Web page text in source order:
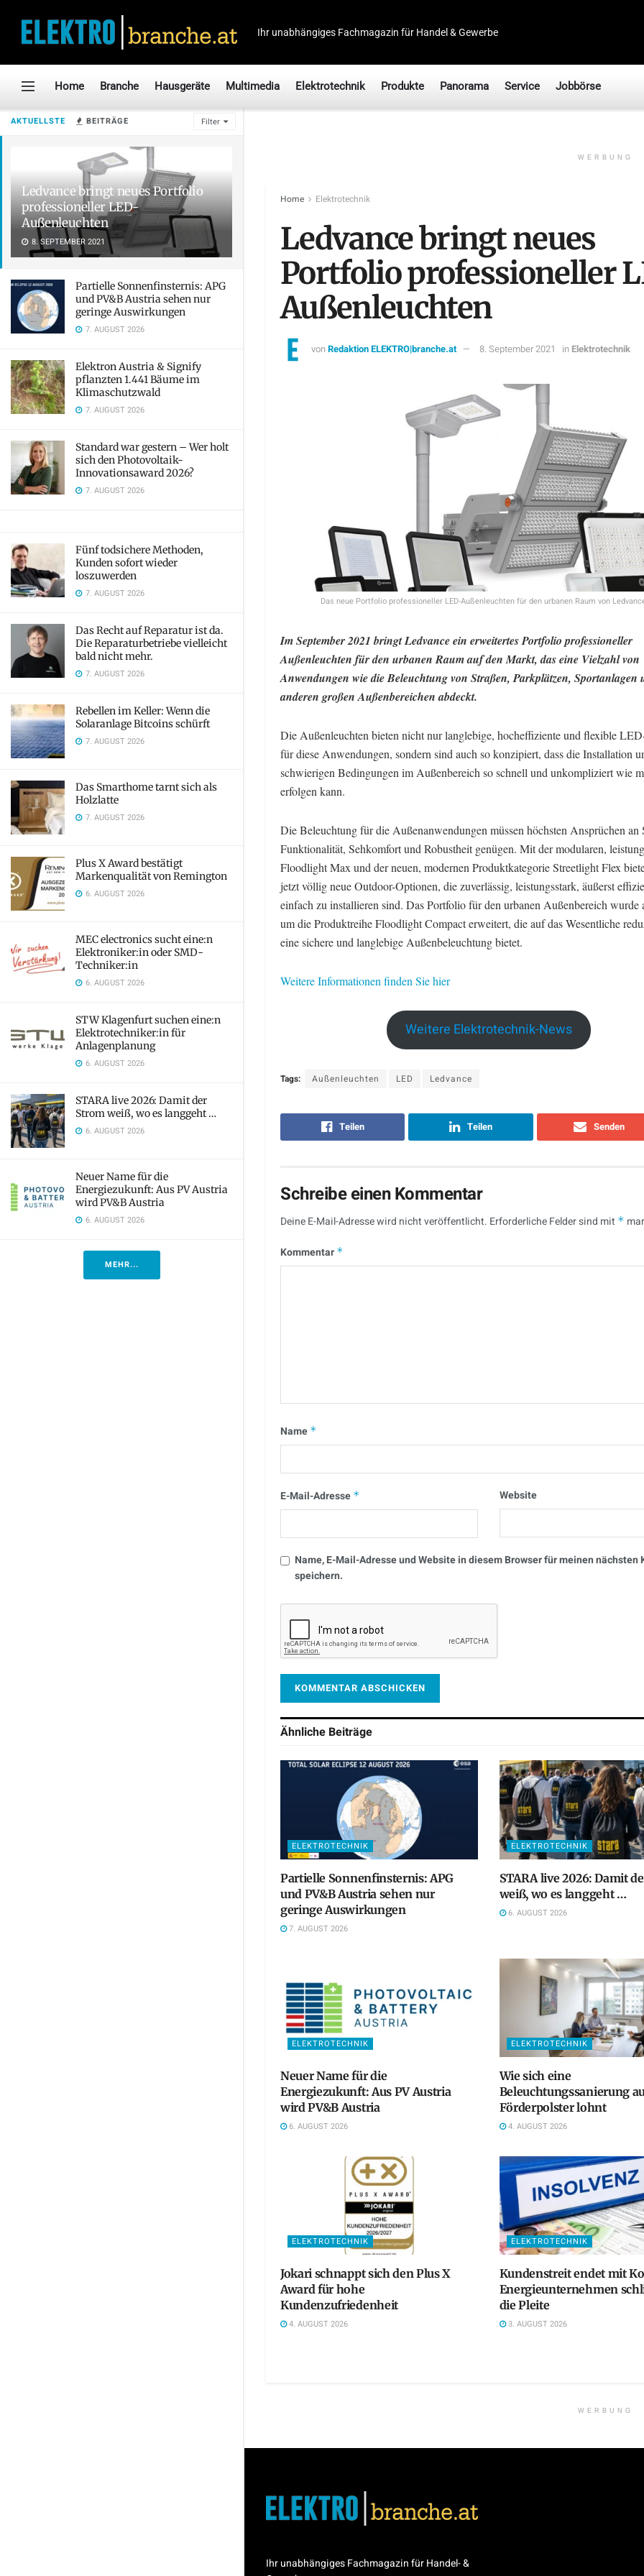
AKTUELLSTE BEITRÄGE Filter
Ledvance bringt neues Portfolio
professioneller LED-
Außenleuchten
8. SEPTEMBER 2021
Partielle Sonnenfinsternis: APG
und PV&B Austria sehen nur
geringe Auswirkungen
7. AUGUST 2026
Elektron Austria & Signify
pflanzten 1.441 Bäume im
Klimaschutzwald
7. AUGUST 2026
Standard war gestern – Wer holt
sich den Photovoltaik-
Innovationsaward 2026?
7. AUGUST 2026
Fünf todsichere Methoden,
Kunden sofort wieder
loszuwerden
7. AUGUST 2026
Das Recht auf Reparatur ist da.
Die Reparaturbetriebe vielleicht
bald nicht mehr.
7. AUGUST 2026
Rebellen im Keller: Wenn die
Solaranlage Bitcoins schürft
7. AUGUST 2026
Das Smarthome tarnt sich als
Holzlatte
7. AUGUST 2026
Plus X Award bestätigt
Markenqualität von Remington
6. AUGUST 2026
MEC electronics sucht eine:n
Elektroniker:in oder SMD-
Techniker:in
6. AUGUST 2026
STW Klagenfurt suchen eine:n
Elektrotechniker:in für
Anlagenplanung
6. AUGUST 2026
STARA live 2026: Damit der
Strom weiß, wo es langgeht …
6. AUGUST 2026
Neuer Name für die
Energiezukunft: Aus PV Austria
wird PV&B Austria
6. AUGUST 2026
MEHR...
Ihr unabhängiges Fachmagazin für Handel & Gewerbe
Home Branche Hausgeräte Multimedia Elektrotechnik Produkte Panorama Service Jobbörse
WERBUNG
Home Elektrotechnik
Ledvance bringt neues
Portfolio professioneller
Außenleuchten
vonRedaktion ELEKTRO|branche.at 8. September 2021 in Elektrotechnik
Das neue Portfolio professioneller LED-Außenleuchten für den urbanen Raum von
Im September 2021 bringt Ledvance ein erweitertes Portfolio professioneller
Außenleuchten für den urbanen Raum auf den Markt, das eine Vielzahl von
Anwendungen wie die Beleuchtung von Straßen, Parkplätzen, Sportanlagen
anderen großen Außenbereichen abdeckt.
Die Außenleuchten bieten nicht nur langlebige, hocheffiziente und flexible
für diese Anwendungen, sondern sind auch so konzipiert, dass die Installation
schwierigen Bedingungen im Außenbereich so schnell und unkompliziert wie
erfolgen kann.
Die Beleuchtung für die Außenanwendungen müssen höchsten Ansprüchen an
Funktionalität, Sehkomfort und Robustheit genügen. Mit der modularen,
Floodlight Max und der neuen, modernen Produktkategorie Streetlight Flex
jetzt völlig neue Outdoor-Optionen, die zuverlässig, leistungsstark, äußerst
einfach zu installieren sind. Das Portfolio für den urbanen Außenbereich wurde
um die Produktreihe Floodlight Compact erweitert, die auf das Wesentliche
eine sichere und langlebige Außenbeleuchtung bietet.
Weitere Informationen finden Sie hier
Weitere Elektrotechnik-News
Tags: Außenleuchten LED Ledvance
Teilen Teilen Senden
Schreibe einen Kommentar
Deine E-Mail-Adresse wird nicht veröffentlicht. Erforderliche Felder sind mit *
Kommentar *
Name *
E-Mail-Adresse * Website
Name, E-Mail-Adresse und Website in diesem Browser für meinen nächsten
speichern.
Ähnliche Beiträge
ELEKTROTECHNIK
Partielle Sonnenfinsternis: APG
und PV&B Austria sehen nur
geringe Auswirkungen
7. AUGUST 2026
ELEKTROTECHNIK
STARA live 2026: Damit
weiß, wo es langgeht …
6. AUGUST 2026
ELEKTROTECHNIK
Neuer Name für die
Energiezukunft: Aus PV Austria
wird PV&B Austria
6. AUGUST 2026
ELEKTROTECHNIK
Wie sich eine
Beleuchtungssanierung
Förderpolster lohnt
4. AUGUST 2026
ELEKTROTECHNIK
Jokari schnappt sich den Plus X
Award für hohe
Kundenzufriedenheit
4. AUGUST 2026
ELEKTROTECHNIK
Kundenstreit endet mit
Energieunternehmen
die Pleite
3. AUGUST 2026
WERBUNG
Ihr unabhängiges Fachmagazin für Handel- &